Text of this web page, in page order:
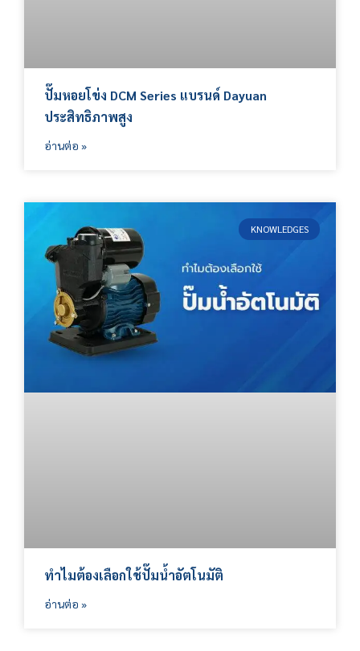
ปั๊มหอยโข่ง DCM Series แบรนด์ Dayuan
ประสิทธิภาพสูง
อ่านต่อ »
KNOWLEDGES
ทำไมต้องเลือกใช้ปั๊มน้ำอัตโนมัติ
อ่านต่อ »